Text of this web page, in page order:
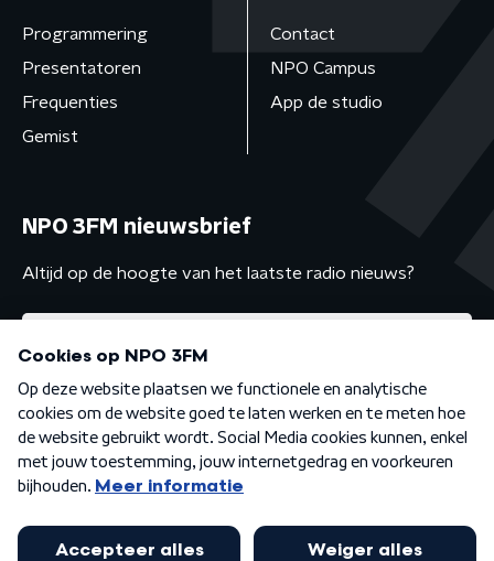
Programmering
Presentatoren
Frequenties
Gemist
Contact
NPO Campus
App de studio
NPO 3FM nieuwsbrief
Altijd op de hoogte van het laatste radio nieuws?
Algemene voorwaarden Privacybeleid